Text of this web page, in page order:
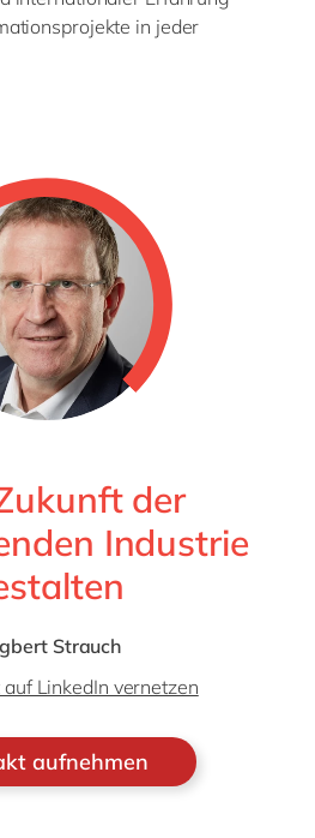
in jeder
der
Industrie
Strauch
LinkedIn vernetzen
aufnehmen